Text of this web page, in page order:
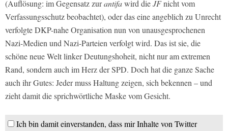
(Auflösung: im Gegensatz zurantifawird dieJFnicht vom
Verfassungsschutz beobachtet), oder das eine angeblich zu Unrecht
verfolgte DKP-nahe Organisation nun von unausgesprochenen
Nazi-Medien und Nazi-Parteien verfolgt wird. Das ist sie, die
schöne neue Welt linker Deutungshoheit, nicht nur am extremen
Rand, sondern auch im Herz der SPD. Doch hat die ganze Sache
auch ihr Gutes: Jeder muss Haltung zeigen, sich bekennen – und
zieht damit die sprichwörtliche Maske vom Gesicht.
Ich bin damit einverstanden, dass mir Inhalte von Twitter